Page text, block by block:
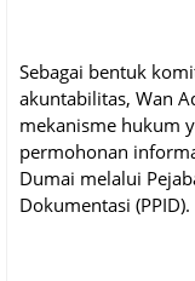
Sebagai bentuk
akuntabilitas, Wan
mekanisme hukum
permohonan
Dumai melalui
Dokumentasi (PPID).